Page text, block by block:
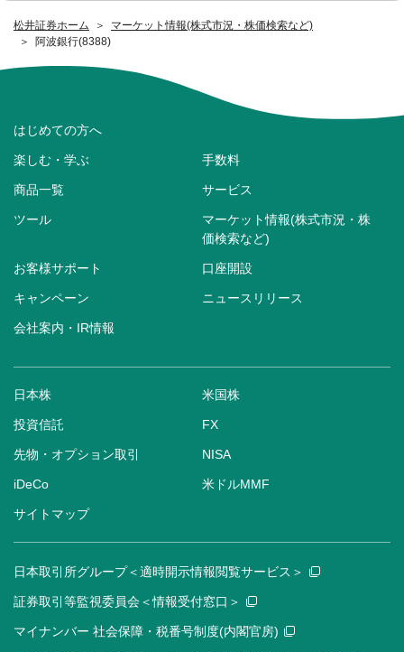
松井証券ホーム
マーケット情報(株式市況・株価検索など)
阿波銀行(8388)
はじめての方へ
楽しむ・学ぶ 手数料
商品一覧 サービス
ツール
マーケット情報(株式市況・株
価検索など)
お客様サポート 口座開設
キャンペーン ニュースリリース
会社案内・IR情報
日本株 米国株
投資信託 FX
先物・オプション取引 NISA
iDeCo 米ドルMMF
サイトマップ
日本取引所グループ＜適時開示情報閲覧サービス＞
証券取引等監視委員会＜情報受付窓口＞
マイナンバー 社会保障・税番号制度(内閣官房)